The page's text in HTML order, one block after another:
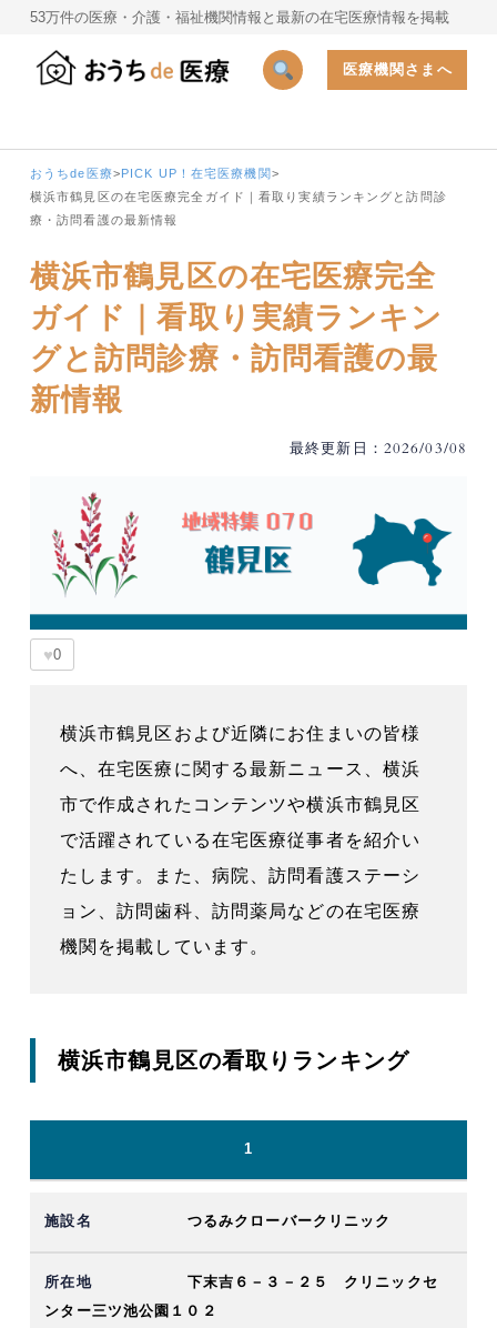
53万件の医療・介護・福祉機関情報と最新の在宅医療情報を掲載
医療機関さまへ
おうちde医療>PICK UP！在宅医療機関>
横浜市鶴見区の在宅医療完全ガイド｜看取り実績ランキングと訪問診
療・訪問看護の最新情報
横浜市鶴見区の在宅医療完全
ガイド｜看取り実績ランキン
グと訪問診療・訪問看護の最
新情報
最終更新日：2026/03/08
♥0
横浜市鶴見区および近隣にお住まいの皆様
へ、在宅医療に関する最新ニュース、横浜
市で作成されたコンテンツや横浜市鶴見区
で活躍されている在宅医療従事者を紹介い
たします。また、病院、訪問看護ステーシ
ョン、訪問歯科、訪問薬局などの在宅医療
機関を掲載しています。
横浜市鶴見区の看取りランキング
1
つるみクローバークリニック
下末吉６－３－２５ クリニックセ
ンター三ツ池公園１０２